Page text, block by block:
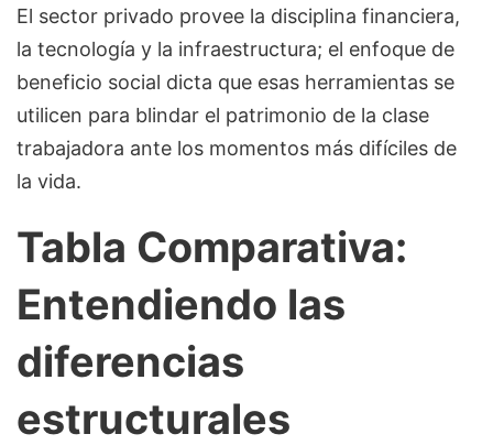
El sector privado provee la disciplina financiera,
la tecnología y la infraestructura; el enfoque de
beneficio social dicta que esas herramientas se
utilicen para blindar el patrimonio de la clase
trabajadora ante los momentos más difíciles de
la vida.
Tabla Comparativa:
Entendiendo las
diferencias
estructurales